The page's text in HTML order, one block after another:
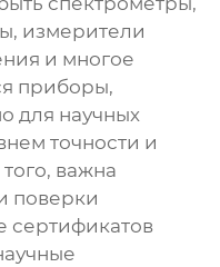
измерители
и многое
приборы,
для научных
точности и
важна
поверки
сертификатов